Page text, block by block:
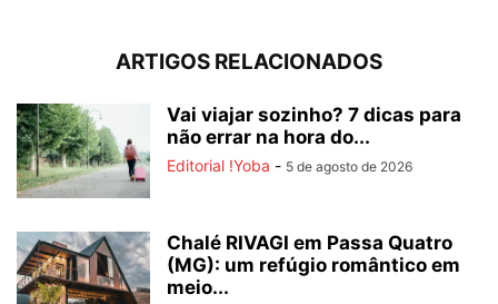
ARTIGOS RELACIONADOS
Vai viajar sozinho? 7 dicas para
não errar na hora do...
Editorial !Yoba - 5 de agosto de 2026
Chalé RIVAGI em Passa Quatro
(MG): um refúgio romântico em
meio...